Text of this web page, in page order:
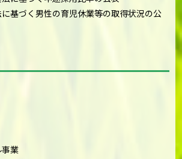
基づく男性の育児休業等の取得状況の公
業